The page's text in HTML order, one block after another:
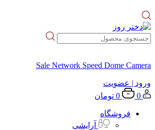
Sale Network Speed Dome Camera
ورود | عضویت
0
0 تومان
فروشگاه
آرایشی